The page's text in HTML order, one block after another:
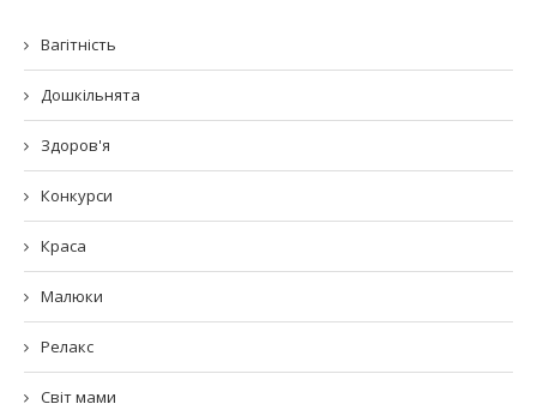
Вагітність
Дошкільнята
Здоров'я
Конкурси
Краса
Малюки
Релакс
Світ мами